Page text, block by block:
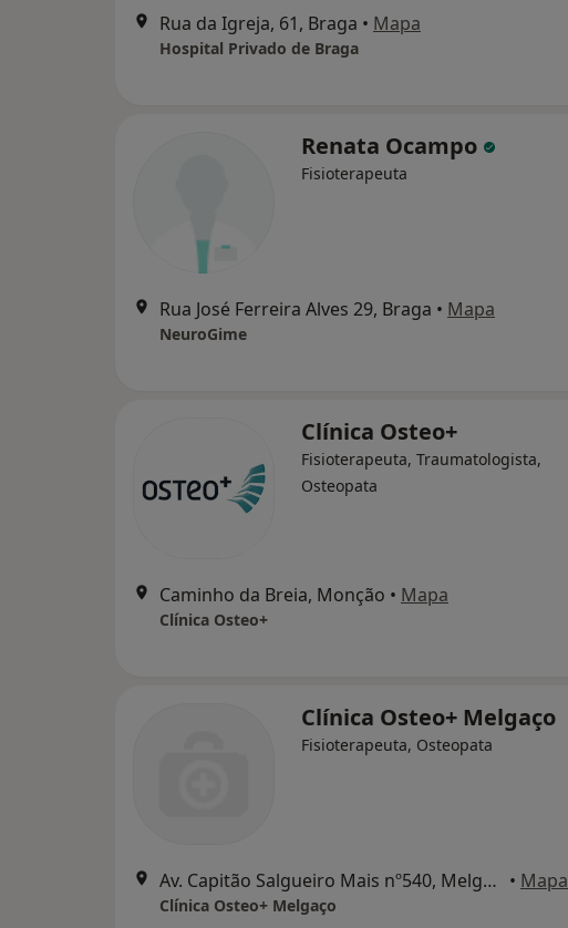
Rua da Igreja, 61, Braga • Mapa
Hospital Privado de Braga
Renata Ocampo
Fisioterapeuta
Rua José Ferreira Alves 29, Braga • Mapa
NeuroGime
Clínica Osteo+
Fisioterapeuta, Traumatologista,
Osteopata
Caminho da Breia, Monção • Mapa
Clínica Osteo+
Clínica Osteo+ Melgaço
Fisioterapeuta, Osteopata
Av. Capitão Salgueiro Mais nº540, Melgaço • Mapa
Clínica Osteo+ Melgaço